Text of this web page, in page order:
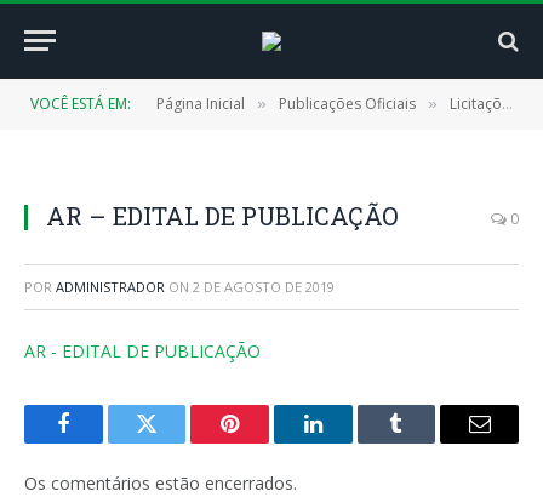
VOCÊ ESTÁ EM: Página Inicial » Publicações Oficiais » Licitações
AR – EDITAL DE PUBLICAÇÃO 0
POR ADMINISTRADOR ON 2 DE AGOSTO DE 2019
AR - EDITAL DE PUBLICAÇÃO
FacebookTwitter Pinterest LinkedInTumblr
E-
Os comentários estão encerrados.